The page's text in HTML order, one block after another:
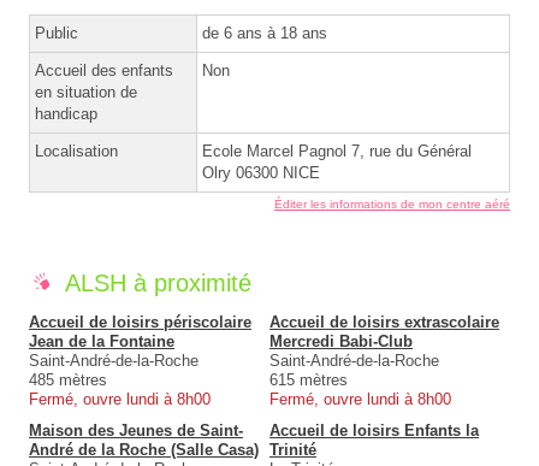
Public de 6 ans à 18 ans
Accueil des enfants
en situation de
handicap
Non
Localisation
Ecole Marcel Pagnol 7, rue du Général
Olry 06300 NICE
Éditer les informations de mon centre aéré
ALSH à proximité
Accueil de loisirs périscolaire
Jean de la Fontaine
Saint-André-de-la-Roche
485 mètres
Fermé, ouvre lundi à 8h00
Accueil de loisirs extrascolaire
Mercredi Babi-Club
Saint-André-de-la-Roche
615 mètres
Fermé, ouvre lundi à 8h00
Maison des Jeunes de Saint-
André de la Roche (Salle Casa)
Accueil de loisirs Enfants la
Trinité